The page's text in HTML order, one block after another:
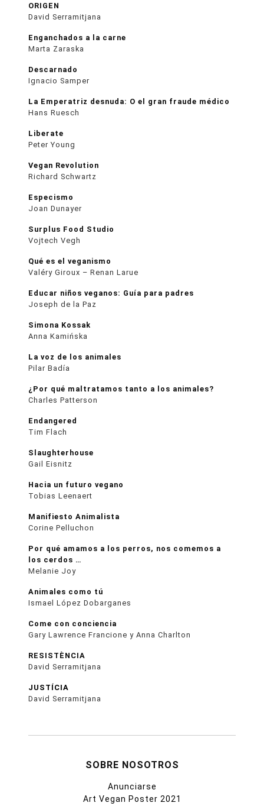
ORIGEN
David Serramitjana
Enganchados a la carne
Marta Zaraska
Descarnado
Ignacio Samper
La Emperatriz desnuda: O el gran fraude médico
Hans Ruesch
Liberate
Peter Young
Vegan Revolution
Richard Schwartz
Especismo
Joan Dunayer
Surplus Food Studio
Vojtech Vegh
Qué es el veganismo
Valéry Giroux – Renan Larue
Educar niños veganos: Guía para padres
Joseph de la Paz
Simona Kossak
Anna Kamińska
La voz de los animales
Pilar Badía
¿Por qué maltratamos tanto a los animales?
Charles Patterson
Endangered
Tim Flach
Slaughterhouse
Gail Eisnitz
Hacia un futuro vegano
Tobias Leenaert
Manifiesto Animalista
Corine Pelluchon
Por qué amamos a los perros, nos comemos a
los cerdos …
Melanie Joy
Animales como tú
Ismael López Dobarganes
Come con conciencia
Gary Lawrence Francione y Anna Charlton
RESISTÈNCIA
David Serramitjana
JUSTÍCIA
David Serramitjana
SOBRE NOSOTROS
Anunciarse
Art Vegan Poster 2021